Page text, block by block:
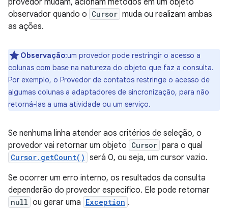
observador quando o Cursor muda ou realizam ambas
as ações.
Observação:um provedor pode restringir o acesso a
colunas com base na natureza do objeto que faz a consulta.
Por exemplo, o Provedor de contatos restringe o acesso de
algumas colunas a adaptadores de sincronização, para não
retorná-las a uma atividade ou um serviço.
Se nenhuma linha atender aos critérios de seleção, o
provedor vai retornar um objeto Cursor para o qual
Cursor.getCount() será 0, ou seja, um cursor vazio.
Se ocorrer um erro interno, os resultados da consulta
dependerão do provedor específico. Ele pode retornar
null ou gerar uma Exception .